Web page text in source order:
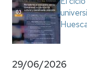
29/06/2026